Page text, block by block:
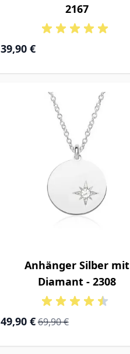
2167
39,90 €
Anhänger Silber mit
Diamant - 2308
Special Price
49,90 € Regular Price
69,90 €